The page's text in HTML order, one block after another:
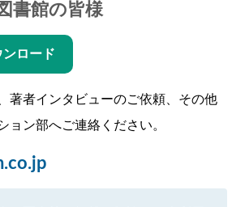
書館の皆様
ロード
著者インタビューのご依頼、その他
ン部へご連絡ください。